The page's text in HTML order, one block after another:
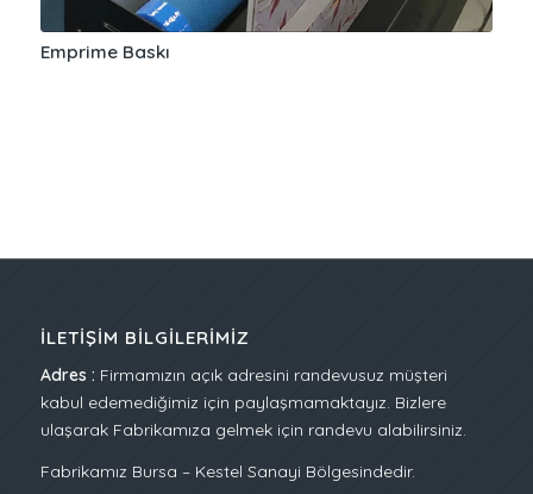
Emprime Baskı
İLETIŞIM BILGILERIMIZ
Adres : Firmamızın açık adresini randevusuz müşteri
kabul edemediğimiz için paylaşmamaktayız. Bizlere
ulaşarak Fabrikamıza gelmek için randevu alabilirsiniz.
Fabrikamız Bursa – Kestel Sanayi Bölgesindedir.